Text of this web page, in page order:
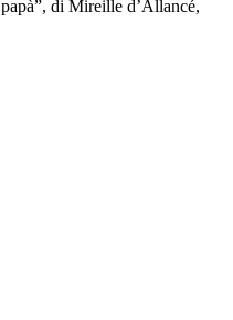
di Mireille d’Allancé,